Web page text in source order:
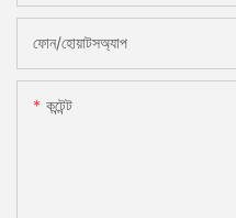
ফোন/হোয়াটসঅ্যাপ
কন্টেন্ট